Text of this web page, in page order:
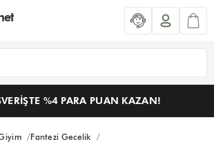
%4 PARA PUAN KAZAN!
Fantezi Gecelik